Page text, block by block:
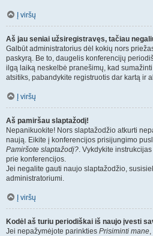
Į viršų
Aš jau seniai užsiregistravęs, tačiau
Galbūt administratorius dėl kokių nors
paskyrą. Be to, daugelis konferencijų
ilgą laiką neskelbė pranešimų, kad
atsitiks, pabandykite registruotis dar kartą ir
Į viršų
Aš pamiršau slaptažodį!
Nepanikuokite! Nors slaptažodžio atkurti
naują. Eikite į konferencijos prisijungimo
Pamiršote slaptažodį?. Vykdykite
prie konferencijos.
Jei negalite gauti naujo slaptažodžio,
administratoriumi.
Į viršų
Kodėl aš turiu periodiškai iš naujo įvesti
Jei nepažymėjote parinkties Prisiminti mane